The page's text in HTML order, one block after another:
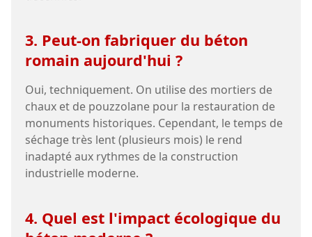
3. Peut-on fabriquer du béton
romain aujourd'hui ?
Oui, techniquement. On utilise des mortiers de
chaux et de pouzzolane pour la restauration de
monuments historiques. Cependant, le temps de
séchage très lent (plusieurs mois) le rend
inadapté aux rythmes de la construction
industrielle moderne.
4. Quel est l'impact écologique du